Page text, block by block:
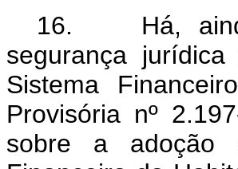
16. Há,
segurança
Sistema
Provisória nº
sobre a adoção